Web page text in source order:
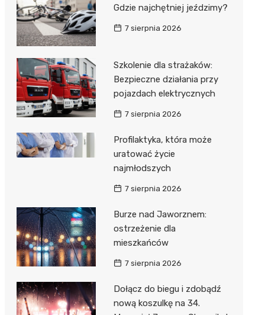
Gdzie najchętniej jeździmy?
7 sierpnia 2026
Szkolenie dla strażaków:
Bezpieczne działania przy
pojazdach elektrycznych
7 sierpnia 2026
Profilaktyka, która może
uratować życie
najmłodszych
7 sierpnia 2026
Burze nad Jaworznem:
ostrzeżenie dla
mieszkańców
7 sierpnia 2026
Dołącz do biegu i zdobądź
nową koszulkę na 34.